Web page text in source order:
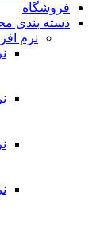
فروشگاه
دسته بندی
نرم